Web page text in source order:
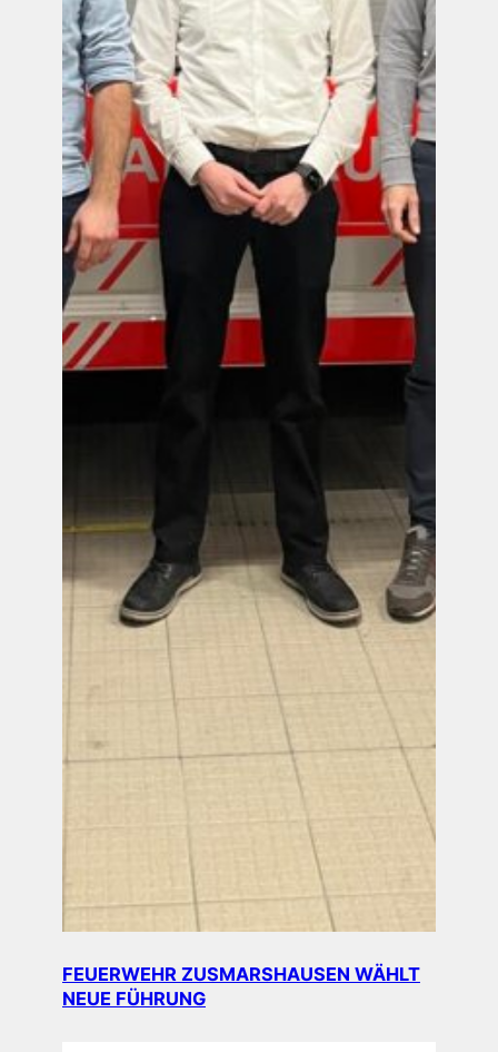
FEUERWEHR ZUSMARSHAUSEN WÄHLT
NEUE FÜHRUNG